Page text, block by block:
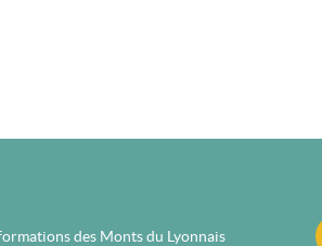
des Monts du Lyonnais